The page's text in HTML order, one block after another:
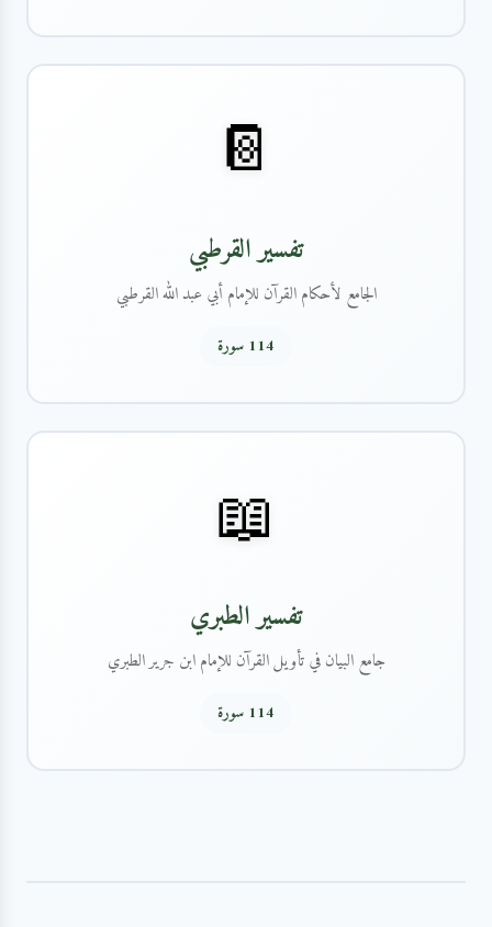
📔
تفسير القرطبي
الجامع لأحكام القرآن للإمام أبي عبد الله القرطبي
114 سورة
📖
تفسير الطبري
جامع البيان في تأويل القرآن للإمام ابن جرير الطبري
114 سورة